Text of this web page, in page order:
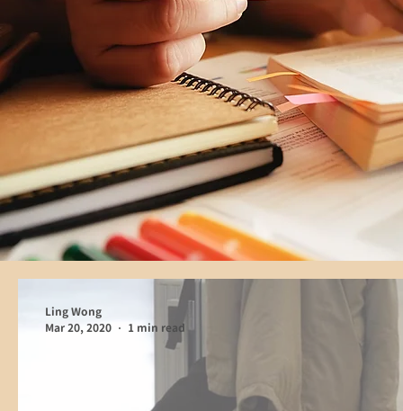
Ling Wong
Mar 20, 2020
1 min read